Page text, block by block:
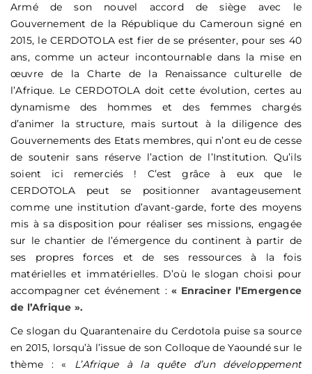
Armé de son nouvel accord de siège avec le
Gouvernement de la République du Cameroun signé en
2015, le CERDOTOLA est fier de se présenter, pour ses 40
ans, comme un acteur incontournable dans la mise en
œuvre de la Charte de la Renaissance culturelle de
l’Afrique. Le CERDOTOLA doit cette évolution, certes au
dynamisme des hommes et des femmes chargés
d’animer la structure, mais surtout à la diligence des
Gouvernements des Etats membres, qui n’ont eu de cesse
de soutenir sans réserve l’action de l’Institution. Qu’ils
soient ici remerciés ! C’est grâce à eux que le
CERDOTOLA peut se positionner avantageusement
comme une institution d’avant-garde, forte des moyens
mis à sa disposition pour réaliser ses missions, engagée
sur le chantier de l’émergence du continent à partir de
ses propres forces et de ses ressources à la fois
matérielles et immatérielles. D’où le slogan choisi pour
accompagner cet événement : « Enraciner l’Emergence
de l’Afrique ».
Ce slogan du Quarantenaire du Cerdotola puise sa source
en 2015, lorsqu’à l’issue de son Colloque de Yaoundé sur le
thème : « L’Afrique à la quête d’un développement